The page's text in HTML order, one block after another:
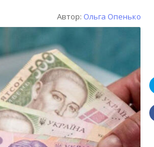
Автор: Ольга Опенько